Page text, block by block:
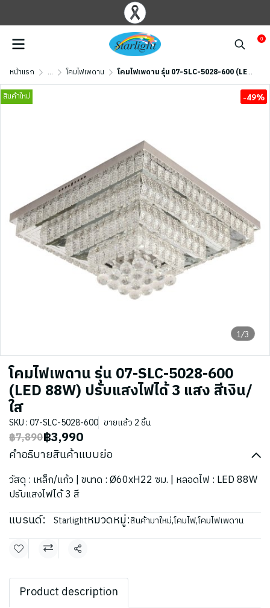
0
หน้าแรก ... โคมไฟเพดาน โคมไฟเพดาน รุ่น 07-SLC-5028-600 (LED 88W) ปรับแสงไฟได้ 3 แสง สีเงิน/ใส
1/3
สินค้าใหม่ -49%
โคมไฟเพดาน รุ่น 07-SLC-5028-600
(LED 88W) ปรับแสงไฟได้ 3 แสง สีเงิน/
ใส
SKU : 07-SLC-5028-600 ขายแล้ว 2 ชิ้น
฿7,890฿3,990
คำอธิบายสินค้าแบบย่อ
วัสดุ : เหล็ก/แก้ว | ขนาด : Ø60xH22 ซม. | หลอดไฟ : LED 88W
ปรับแสงไฟได้ 3 สี
แบรนด์: Starlightหมวดหมู่:สินค้ามาใหม่,โคมไฟ,โคมไฟเพดาน
แชร์
Product description